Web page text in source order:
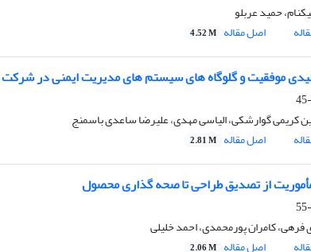
حمید عربلو
اصل مقاله 4.52 M
موفقیت و گلوگاه های سیستم های مدیریت ایمنی در شرکت
کریمی گوارشکی، الیاسی مهدی، علیرضا ساعدی باسمنج
اصل مقاله 2.81 M
از تصدیق طراحی تا صحه گذاری محصول
کامران پورمحمدی، احمد خلیلی
اصل مقاله 2.06 M